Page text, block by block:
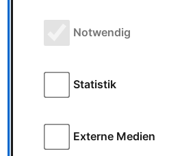
Notwendig
Statistik
Externe Medien